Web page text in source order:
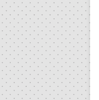
CHAMPIONSHIP:
PARA A EQUIPA